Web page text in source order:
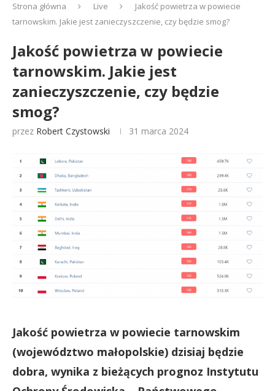
Strona główna Live
Jakość powietrza w powiecie
tarnowskim. Jakie jest zanieczyszczenie, czy będzie smog?
Jakość powietrza w powiecie
tarnowskim. Jakie jest
zanieczyszczenie, czy będzie
smog?
przez Robert Czystowski 31 marca 2024
Jakość powietrza w powiecie tarnowskim
(województwo małopolskie) dzisiaj będzie
dobra, wynika z bieżących prognoz Instytutu